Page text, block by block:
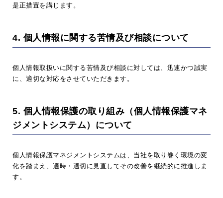
是正措置を講じます。
4. 個人情報に関する苦情及び相談について
個人情報取扱いに関する苦情及び相談に対しては、迅速かつ誠実
に、適切な対応をさせていただきます。
5. 個人情報保護の取り組み（個人情報保護マネ
ジメントシステム）について
個人情報保護マネジメントシステムは、当社を取り巻く環境の変
化を踏まえ、適時・適切に見直してその改善を継続的に推進しま
す。